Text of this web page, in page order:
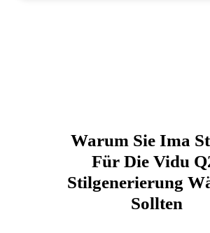
Warum Sie Ima
Für Die Vidu
Stilgenerierung
Sollten